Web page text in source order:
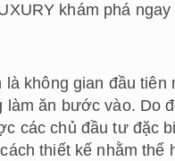
khám phá
là không gian đầu tiên
làm ăn bước vào. Do
các chủ đầu tư đặc
thiết kế nhằm thể